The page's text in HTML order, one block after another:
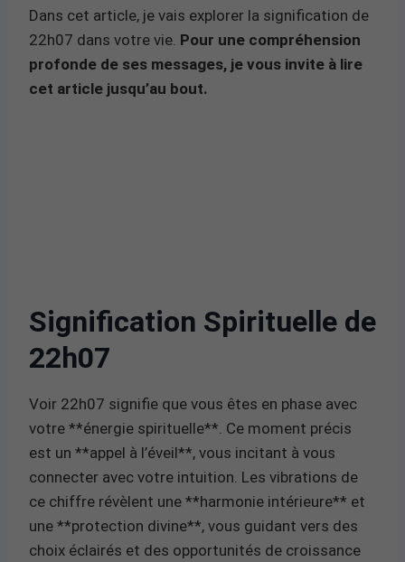
Dans cet article, je vais explorer la signification de
22h07 dans votre vie. Pour une compréhension
profonde de ses messages, je vous invite à lire
cet article jusqu’au bout.
Signification Spirituelle de
22h07
Voir 22h07 signifie que vous êtes en phase avec
votre **énergie spirituelle**. Ce moment précis
est un **appel à l’éveil**, vous incitant à vous
connecter avec votre intuition. Les vibrations de
ce chiffre révèlent une **harmonie intérieure** et
une **protection divine**, vous guidant vers des
choix éclairés et des opportunités de croissance